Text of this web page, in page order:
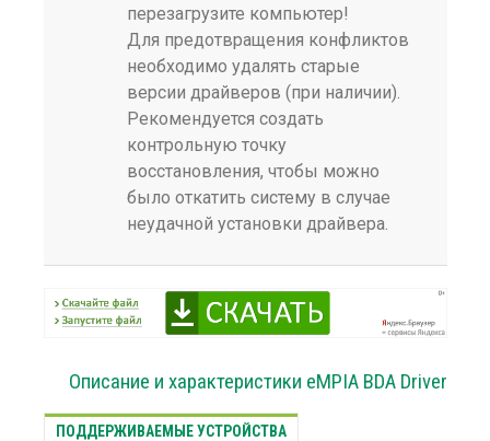
перезагрузите компьютер!
Для предотвращения конфликтов
необходимо удалять старые
версии драйверов (при наличии).
Рекомендуется создать
контрольную точку
восстановления, чтобы можно
было откатить систему в случае
неудачной установки драйвера.
Описание и характеристики eMPIA BDA Driver
ПОДДЕРЖИВАЕМЫЕ УСТРОЙСТВА